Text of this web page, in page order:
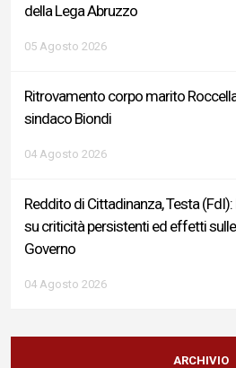
della Lega Abruzzo
05 Agosto 2026
Ritrovamento corpo marito
sindaco Biondi
04 Agosto 2026
Reddito di Cittadinanza, Testa
su criticità persistenti ed effetti
Governo
04 Agosto 2026
Sigismondi, Liris e Testa:
Ministro Roccella e alla sua famiglia”
ARCHIVIO